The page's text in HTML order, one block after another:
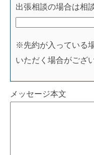
出張相談の場合は相
※先約が入っている
いただく場合がござ
メッセージ本文